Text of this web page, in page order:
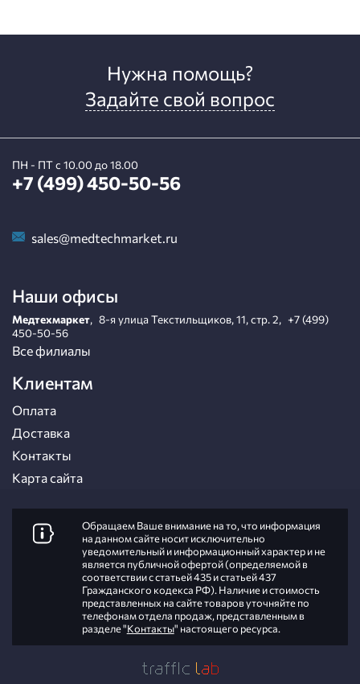
Нужна помощь?
Задайте свой вопрос
ПН - ПТ с 10.00 до 18.00
+7 (499) 450-50-56
sales@medtechmarket.ru
Наши офисы
Медтехмаркет, 8-я улица Текстильщиков, 11, стр. 2, +7 (499)
450-50-56
Все филиалы
Клиентам
Оплата
Доставка
Контакты
Карта сайта
Обращаем Ваше внимание на то, что информация
на данном сайте носит исключительно
уведомительный и информационный характер и не
является публичной офертой (определяемой в
соответствии с статьей 435 и статьей 437
Гражданского кодекса РФ). Наличие и стоимость
представленных на сайте товаров уточняйте по
телефонам отдела продаж, представленным в
разделе "Контакты" настоящего ресурса.